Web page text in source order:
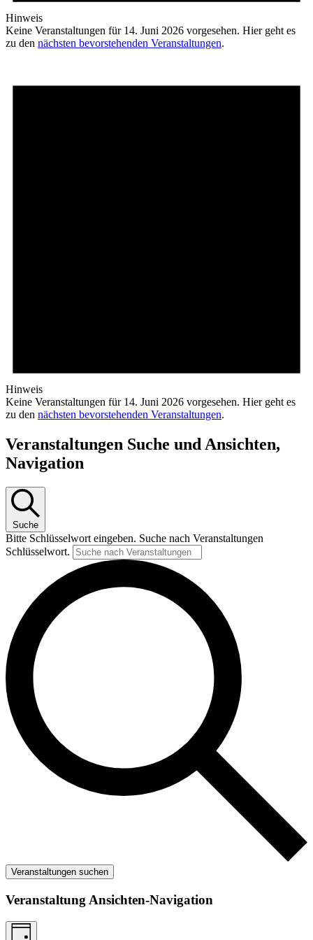
Hinweis
Keine Veranstaltungen für 14. Juni 2026 vorgesehen. Hier geht es
zu den nächsten bevorstehenden Veranstaltungen.
Hinweis
Keine Veranstaltungen für 14. Juni 2026 vorgesehen. Hier geht es
zu den nächsten bevorstehenden Veranstaltungen.
Veranstaltungen Suche und Ansichten,
Navigation
Suche
Bitte Schlüsselwort eingeben. Suche nach Veranstaltungen
Schlüsselwort.
Veranstaltungen suchen
Veranstaltung Ansichten-Navigation